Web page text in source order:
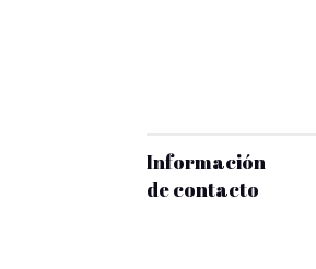
Información
de contacto